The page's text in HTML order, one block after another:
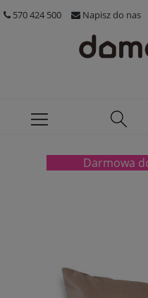
570 424 500 Napisz do nas
Darmowa